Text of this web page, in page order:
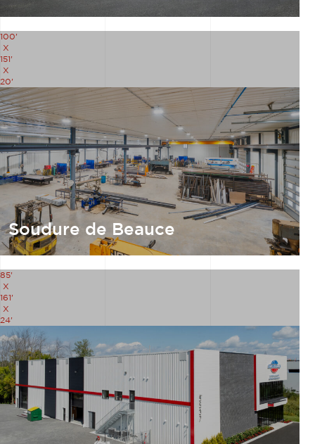
100'
X
151'
X
20'
Soudure de Beauce
85'
X
161'
X
24'